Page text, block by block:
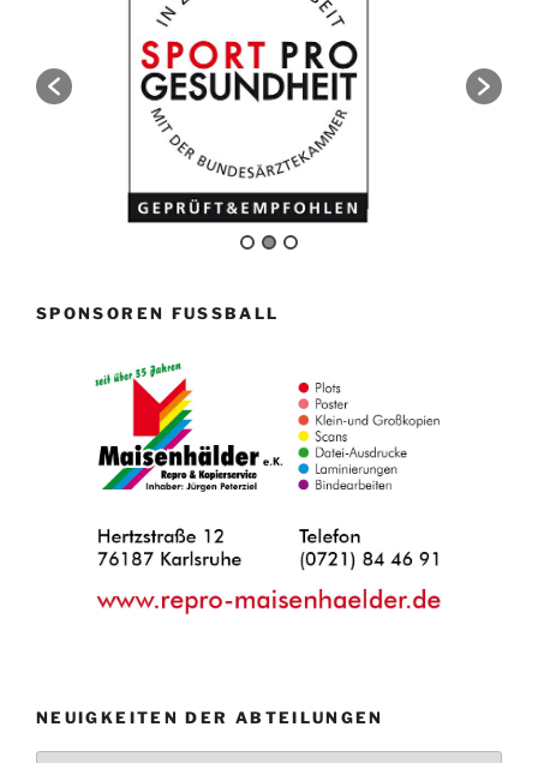
SPONSOREN FUSSBALL
NEUIGKEITEN DER ABTEILUNGEN